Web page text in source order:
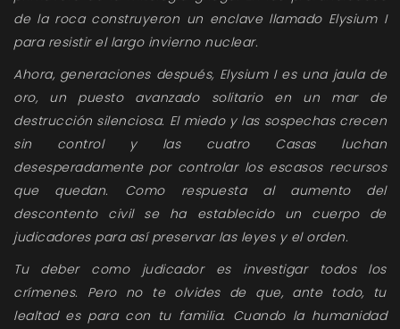
de la roca construyeron un enclave llamado Elysium I
para resistir el largo invierno nuclear.
Ahora, generaciones después, Elysium I es una jaula de
oro, un puesto avanzado solitario en un mar de
destrucción silenciosa. El miedo y las sospechas crecen
sin control y las cuatro Casas luchan
desesperadamente por controlar los escasos recursos
que quedan. Como respuesta al aumento del
descontento civil se ha establecido un cuerpo de
judicadores para así preservar las leyes y el orden.
Tu deber como judicador es investigar todos los
crímenes. Pero no te olvides de que, ante todo, tu
lealtad es para con tu familia. Cuando la humanidad